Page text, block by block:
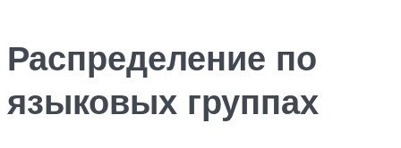
Распределение по
языковых группах